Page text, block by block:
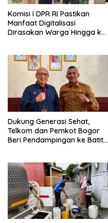
Komisi I DPR RI Pastikan
Manfaat Digitalisasi
Dirasakan Warga Hingga ke
Dukung Generasi Sehat,
Telkom dan Pemkot Bogor
Beri Pendampingan ke Batita